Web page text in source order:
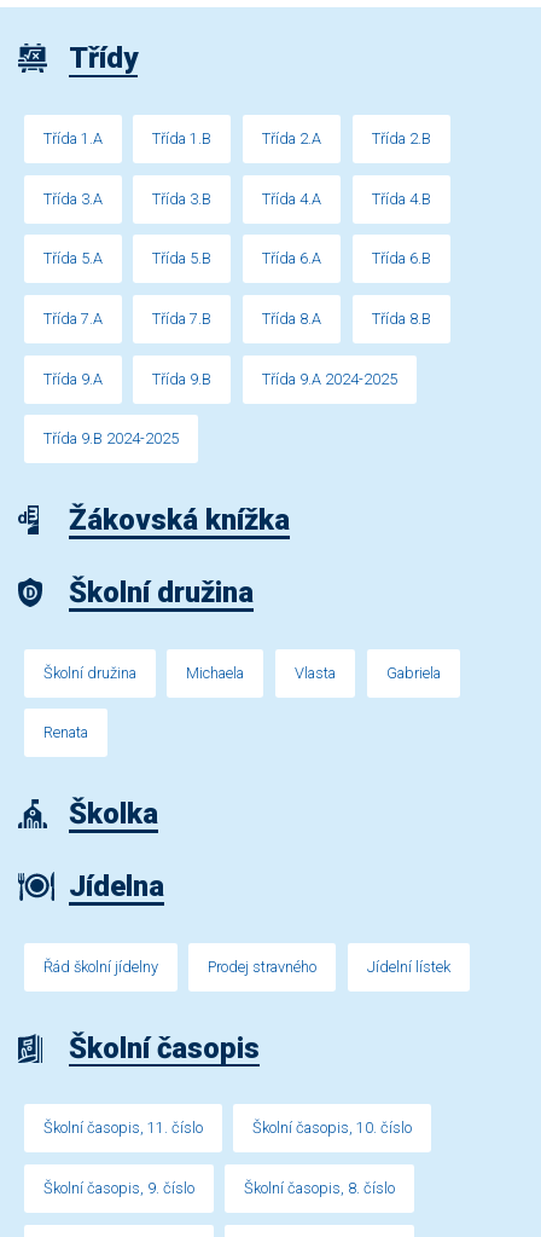
Třídy
Třída 1.A Třída 1.B Třída 2.A Třída 2.B
Třída 3.A Třída 3.B Třída 4.A Třída 4.B
Třída 5.A Třída 5.B Třída 6.A Třída 6.B
Třída 7.A Třída 7.B Třída 8.A Třída 8.B
Třída 9.A Třída 9.B Třída 9.A 2024-2025
Třída 9.B 2024-2025
Žákovská knížka
Školní družina
Školní družina Michaela Vlasta Gabriela
Renata
Školka
Jídelna
Řád školní jídelny Prodej stravného Jídelní lístek
Školní časopis
Školní časopis, 11. číslo Školní časopis, 10. číslo
Školní časopis, 9. číslo Školní časopis, 8. číslo